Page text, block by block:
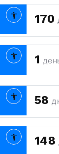
170
1
58
148